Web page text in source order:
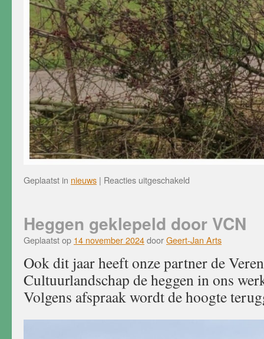
Geplaatst in nieuws | Reacties uitgeschakeld
november
Heggen geklepeld door VCN
Geplaatst op 14 november 2024doorGeert-Jan Arts
Ook dit jaar heeft onze partner de
Cultuurlandschap de heggen in ons
Volgens afspraak wordt de hoogte